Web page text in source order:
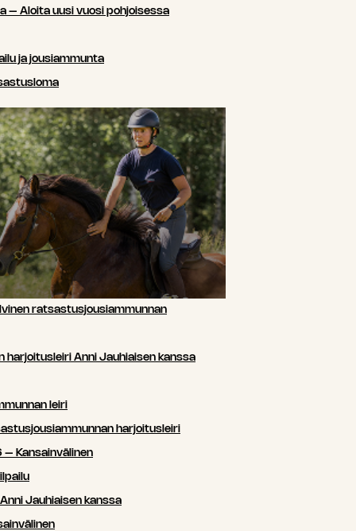
– Aloita uusi vuosi pohjoisessa
ja jousiammunta
ratsastusjousiammunnan
harjoitusleiri Anni Jauhiaisen kanssa
leiri
harjoitusleiri
Kansainvälinen
Jauhiaisen kanssa